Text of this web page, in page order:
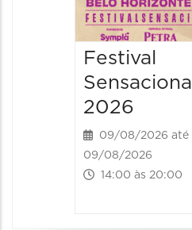
Festival
Sensacional
2026
09/08/2026 até
09/08/2026
14:00 às 20:00